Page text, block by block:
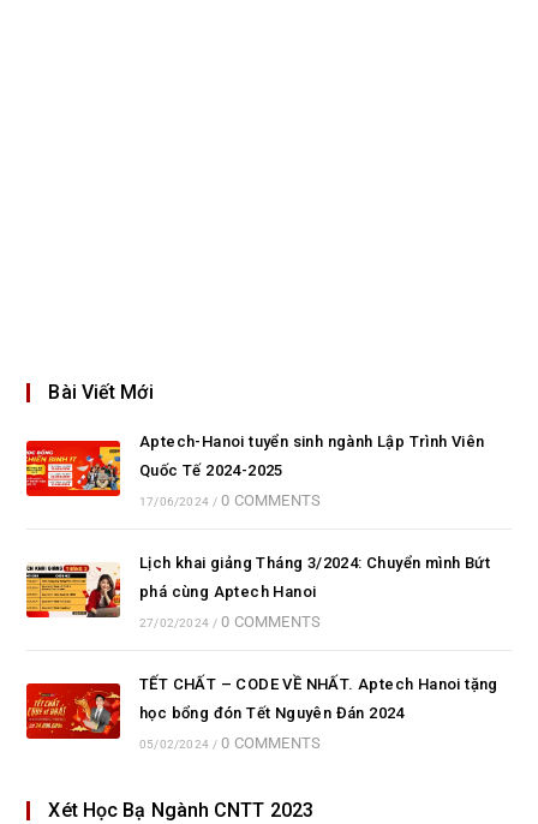
Bài Viết Mới
Aptech-Hanoi tuyển sinh ngành Lập Trình Viên
Quốc Tế 2024-2025
17/06/2024 / 0 COMMENTS
Lịch khai giảng Tháng 3/2024: Chuyển mình Bứt
phá cùng Aptech Hanoi
27/02/2024 / 0 COMMENTS
TẾT CHẤT – CODE VỀ NHẤT. Aptech Hanoi tặng
học bổng đón Tết Nguyên Đán 2024
05/02/2024 / 0 COMMENTS
Xét Học Bạ Ngành CNTT 2023